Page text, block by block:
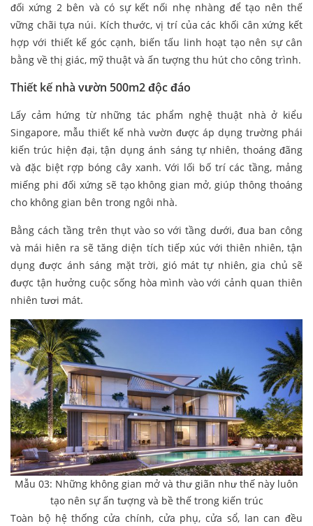
đối xứng 2 bên và có sự kết nối nhẹ nhàng để tạo nên thế
vững chãi tựa núi. Kích thước, vị trí của các khối cân xứng kết
hợp với thiết kế góc cạnh, biến tấu linh hoạt tạo nên sự cân
bằng về thị giác, mỹ thuật và ấn tượng thu hút cho công trình.
Thiết kế nhà vườn 500m2 độc đáo
Lấy cảm hứng từ những tác phẩm nghệ thuật nhà ở kiểu
Singapore, mẫu thiết kế nhà vườn được áp dụng trường phái
kiến trúc hiện đại, tận dụng ánh sáng tự nhiên, thoáng đãng
và đặc biệt rợp bóng cây xanh. Với lối bố trí các tầng, mảng
miếng phi đối xứng sẽ tạo không gian mở, giúp thông thoáng
cho không gian bên trong ngôi nhà.
Bằng cách tầng trên thụt vào so với tầng dưới, đua ban công
và mái hiên ra sẽ tăng diện tích tiếp xúc với thiên nhiên, tận
dụng được ánh sáng mặt trời, gió mát tự nhiên, gia chủ sẽ
được tận hưởng cuộc sống hòa mình vào với cảnh quan thiên
nhiên tươi mát.
Mẫu 03: Những không gian mở và thư giãn như thế này luôn
tạo nên sự ấn tượng và bề thế trong kiến trúc
Toàn bộ hệ thống cửa chính, cửa phụ, cửa sổ, lan can đều